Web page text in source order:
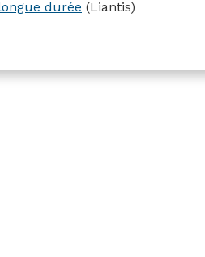
durée (Liantis)